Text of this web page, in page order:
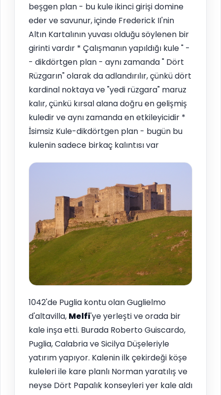
beşgen plan - bu kule ikinci girişi domine
eder ve savunur, içinde Frederick II'nin
Altın Kartalının yuvası olduğu söylenen bir
girinti vardır * Çalışmanın yapıldığı kule " -
- dikdörtgen plan - aynı zamanda " Dört
Rüzgarın" olarak da adlandırılır, çünkü dört
kardinal noktaya ve "yedi rüzgara" maruz
kalır, çünkü kırsal alana doğru en gelişmiş
kuledir ve aynı zamanda en etkileyicidir *
İsimsiz Kule-dikdörtgen plan - bugün bu
kulenin sadece birkaç kalıntısı var
1042'de Puglia kontu olan Guglielmo
d'altavilla, Melfi'ye yerleşti ve orada bir
kale inşa etti. Burada Roberto Guiscardo,
Puglia, Calabria ve Sicilya Düşeleriyle
yatırım yapıyor. Kalenin ilk çekirdeği köşe
kuleleri ile kare planlı Norman yaratılış ve
neyse Dört Papalık konseyleri yer kale aldı